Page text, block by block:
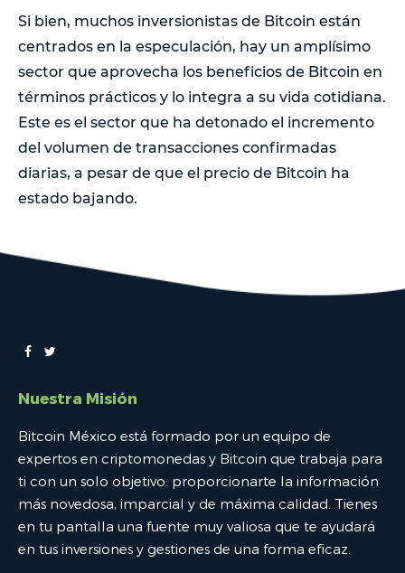
Si bien, muchos inversionistas de Bitcoin están
centrados en la especulación, hay un amplísimo
sector que aprovecha los beneficios de Bitcoin en
términos prácticos y lo integra a su vida cotidiana.
Este es el sector que ha detonado el incremento
del volumen de transacciones confirmadas
diarias, a pesar de que el precio de Bitcoin ha
estado bajando.
Nuestra Misión
Bitcoin México está formado por un equipo de
expertos en criptomonedas y Bitcoin que trabaja para
ti con un solo objetivo: proporcionarte la información
más novedosa, imparcial y de máxima calidad. Tienes
en tu pantalla una fuente muy valiosa que te ayudará
en tus inversiones y gestiones de una forma eficaz.